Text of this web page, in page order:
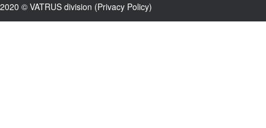
2020 © VATRUS division (Privacy Policy)